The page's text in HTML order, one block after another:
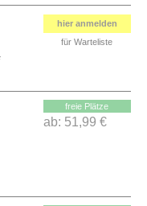
hier anmelden
für Warteliste
freie Plätze
ab: 51,99 €